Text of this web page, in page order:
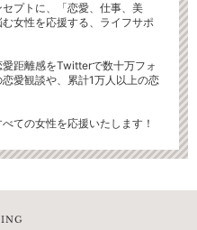
セプトに、「恋愛、仕事、美
女性を応援する、ライフサポ
距離感をTwitterで数十万フォ
愛観談や、累計1万人以上の恋
ての女性を応援いたします！